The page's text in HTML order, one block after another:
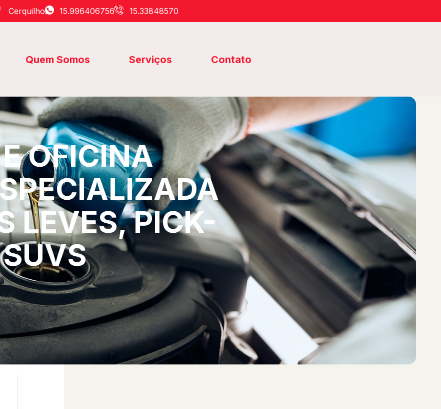
Cerquilho 15.996406756 15.33848570
Quem Somos Serviços Contato
OFICINA
LEVES, PICK-